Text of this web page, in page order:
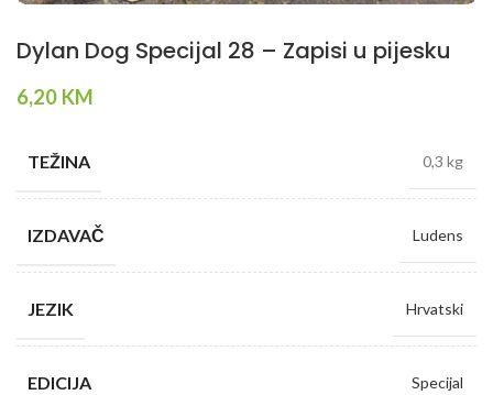
Dylan Dog Specijal 28 – Zapisi u pijesku
6,20 KM
TEŽINA 0,3 kg
IZDAVAČ Ludens
JEZIK Hrvatski
EDICIJA Specijal